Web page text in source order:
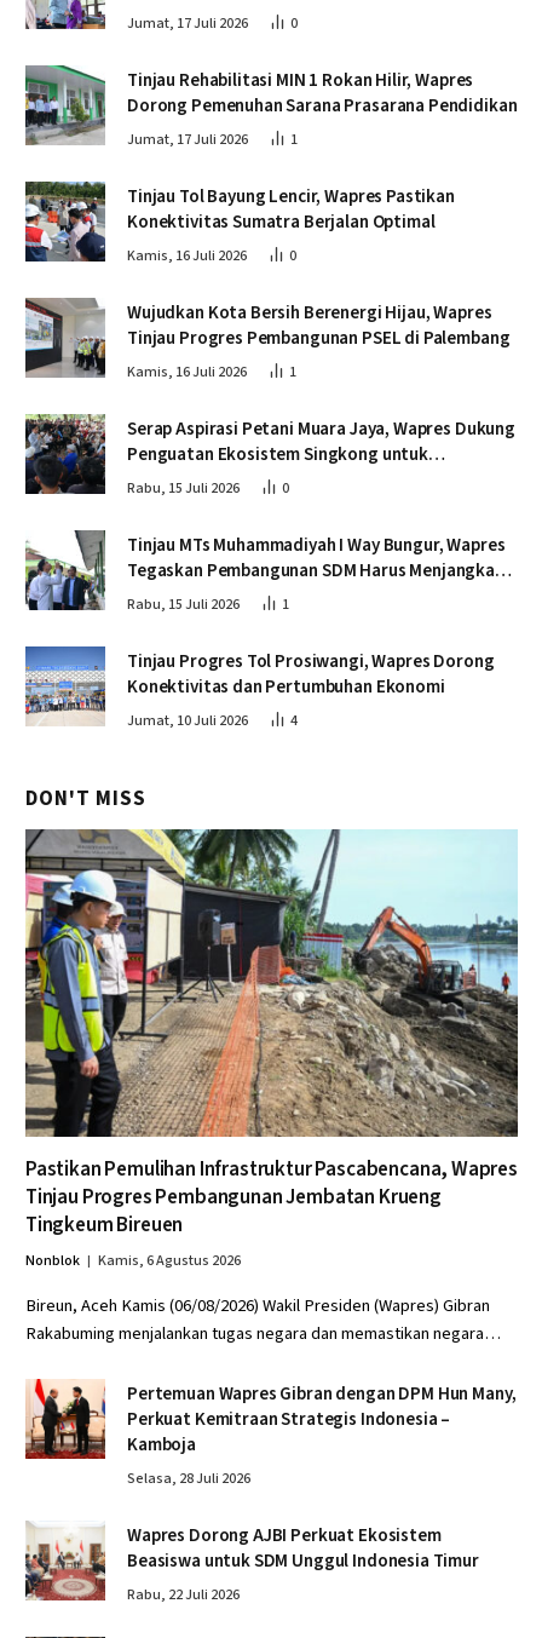
Jumat, 17 Juli 2026 0
Tinjau Rehabilitasi MIN 1 Rokan Hilir, Wapres
Dorong Pemenuhan Sarana Prasarana Pendidikan
Jumat, 17 Juli 2026 1
Tinjau Tol Bayung Lencir, Wapres Pastikan
Konektivitas Sumatra Berjalan Optimal
Kamis, 16 Juli 2026 0
Wujudkan Kota Bersih Berenergi Hijau, Wapres
Tinjau Progres Pembangunan PSEL di Palembang
Kamis, 16 Juli 2026 1
Serap Aspirasi Petani Muara Jaya, Wapres Dukung
Penguatan Ekosistem Singkong untuk
Swasembada Pangan
Rabu, 15 Juli 2026 0
Tinjau MTs Muhammadiyah I Way Bungur, Wapres
Tegaskan Pembangunan SDM Harus Menjangkau
Seluruh Sekolah
Rabu, 15 Juli 2026 1
Tinjau Progres Tol Prosiwangi, Wapres Dorong
Konektivitas dan Pertumbuhan Ekonomi
Jumat, 10 Juli 2026 4
DON'T MISS
Pastikan Pemulihan Infrastruktur Pascabencana, Wapres
Tinjau Progres Pembangunan Jembatan Krueng
Tingkeum Bireuen
Nonblok Kamis, 6 Agustus 2026
Bireun, Aceh Kamis (06/08/2026) Wakil Presiden (Wapres) Gibran
Rakabuming menjalankan tugas negara dan memastikan negara…
Pertemuan Wapres Gibran dengan DPM Hun Many,
Perkuat Kemitraan Strategis Indonesia –
Kamboja
Selasa, 28 Juli 2026
Wapres Dorong AJBI Perkuat Ekosistem
Beasiswa untuk SDM Unggul Indonesia Timur
Rabu, 22 Juli 2026